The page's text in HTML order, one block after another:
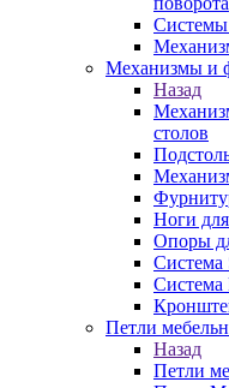
Системы
Механизмы и
Назад
столов
Ноги
Опоры
Система
Петли
Назад
Петли